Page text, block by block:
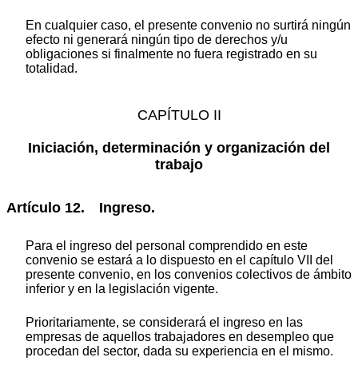
En cualquier caso, el presente convenio no surtirá ningún
efecto ni generará ningún tipo de derechos y/u
obligaciones si finalmente no fuera registrado en su
totalidad.
CAPÍTULO II
Iniciación, determinación y organización del
trabajo
Artículo 12. Ingreso.
Para el ingreso del personal comprendido en este
convenio se estará a lo dispuesto en el capítulo VII del
presente convenio, en los convenios colectivos de ámbito
inferior y en la legislación vigente.
Prioritariamente, se considerará el ingreso en las
empresas de aquellos trabajadores en desempleo que
procedan del sector, dada su experiencia en el mismo.